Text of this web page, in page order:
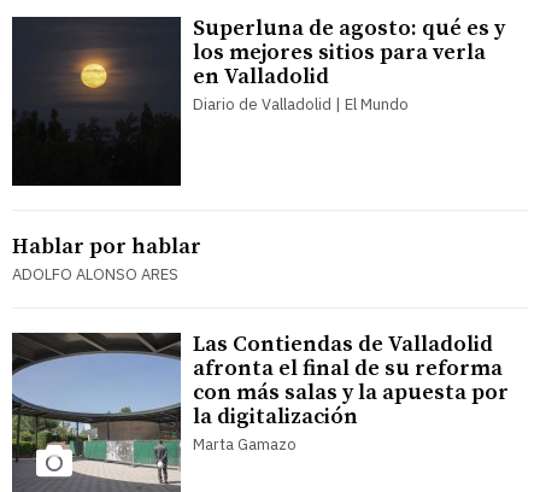
Superluna de agosto: qué es y
los mejores sitios para verla
en Valladolid
Diario de Valladolid | El Mundo
Hablar por hablar
ADOLFO ALONSO ARES
Las Contiendas de Valladolid
afronta el final de su reforma
con más salas y la apuesta por
la digitalización
Marta Gamazo